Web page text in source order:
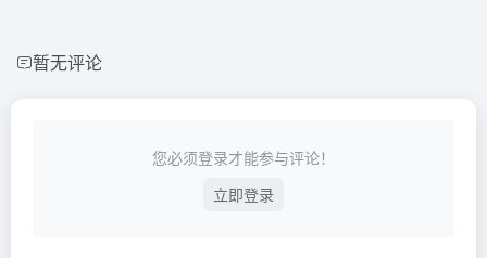
暂无评论
您必须登录才能参与评论！
立即登录